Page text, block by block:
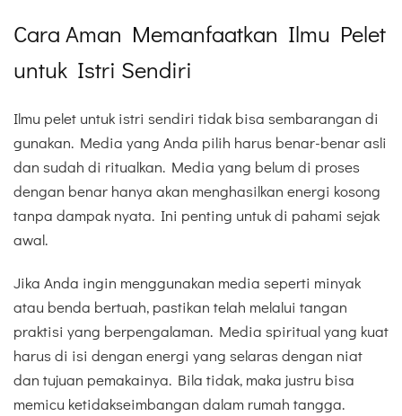
Cara Aman Memanfaatkan Ilmu Pelet
untuk Istri Sendiri
Ilmu pelet untuk istri sendiri tidak bisa sembarangan di
gunakan. Media yang Anda pilih harus benar-benar asli
dan sudah di ritualkan. Media yang belum di proses
dengan benar hanya akan menghasilkan energi kosong
tanpa dampak nyata. Ini penting untuk di pahami sejak
awal.
Jika Anda ingin menggunakan media seperti minyak
atau benda bertuah, pastikan telah melalui tangan
praktisi yang berpengalaman. Media spiritual yang kuat
harus di isi dengan energi yang selaras dengan niat
dan tujuan pemakainya. Bila tidak, maka justru bisa
memicu ketidakseimbangan dalam rumah tangga.